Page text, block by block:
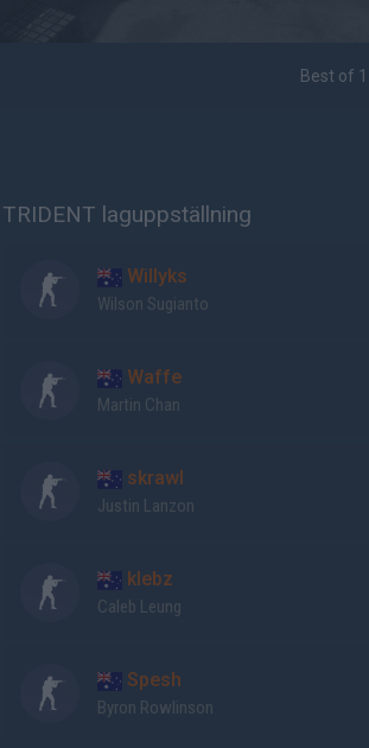
Best of 1
TRIDENT laguppställning
Willyks
Wilson Sugianto
Waffe
Martin Chan
skrawl
Justin Lanzon
klebz
Caleb Leung
Spesh
Byron Rowlinson